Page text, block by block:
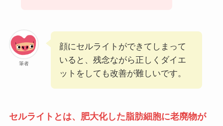
筆者
顔にセルライトができてしまって
いると、残念ながら正しくダイエ
ットをしても改善が難しいです。
セルライトとは、肥大化した脂肪細胞に老廃物が